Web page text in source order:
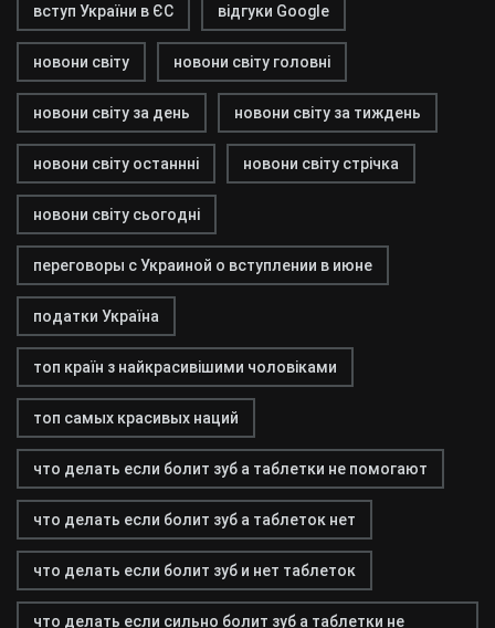
вступ України в ЄС відгуки Google
новони світу новони світу головні
новони світу за день новони світу за тиждень
новони світу останнні новони світу стрічка
новони світу сьогодні
переговоры с Украиной о вступлении в июне
податки Україна
топ країн з найкрасивішими чоловіками
топ самых красивых наций
что делать если болит зуб а таблетки не помогают
что делать если болит зуб а таблеток нет
что делать если болит зуб и нет таблеток
что делать если сильно болит зуб а таблетки не